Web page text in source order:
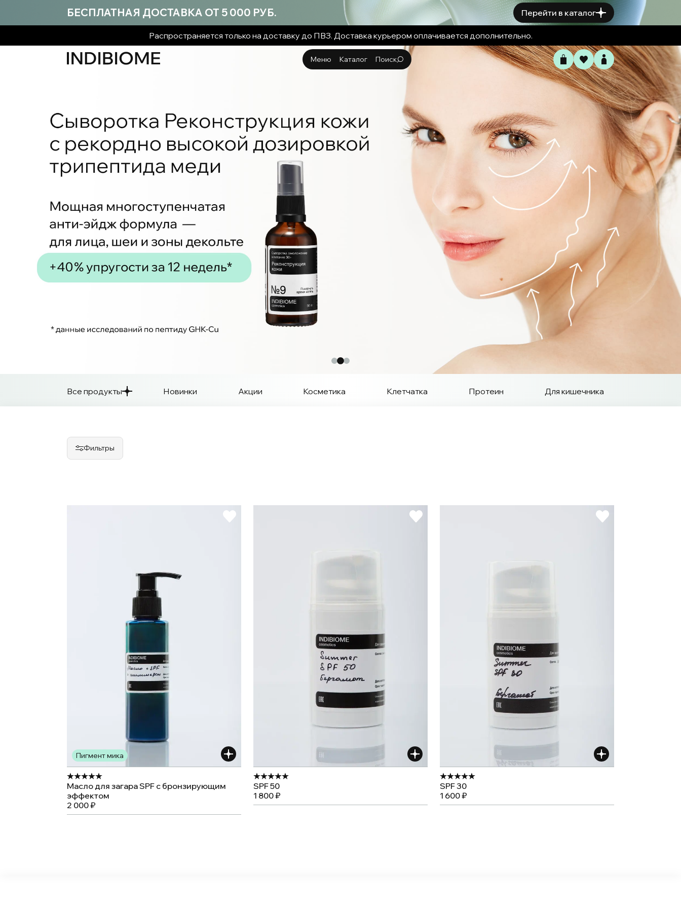
БЕСПЛАТНАЯ ДОСТАВКА ОТ 5 000 РУБ. Перейти в каталог
Распространяется только на доставку до ПВЗ. Доставка курьером оплачивается дополнительно.
Меню
Блог
FAQ
Корзина
Ингредиенты
Каталог Поиск
Все продукты Новинки Акции Косметика Клетчатка Протеин Для кишечника
Фильтры
Пигмент мика
Масло для загара SPF с бронзирующим
эффектом
2 000 ₽
SPF 50
1 800 ₽
SPF 30
1 600 ₽